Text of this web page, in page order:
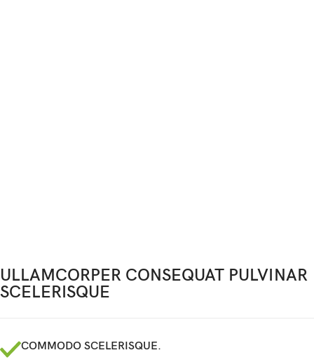
ULLAMCORPER CONSEQUAT PULVINAR
SCELERISQUE
COMMODO SCELERISQUE.